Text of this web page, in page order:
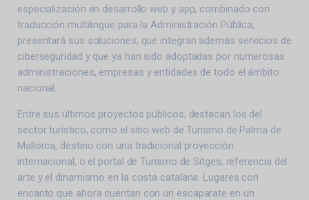
especialización en desarrollo web y app, combinado con
traducción multilingüe para la Administración Pública,
presentará sus soluciones, que integran además servicios de
ciberseguridad y que ya han sido adoptadas por numerosas
administraciones, empresas y entidades de todo el ámbito
nacional.
Entre sus últimos proyectos públicos, destacan los del
sector turístico, como el sitio web de Turismo de Palma de
Mallorca, destino con una tradicional proyección
internacional, o el portal de Turismo de Sitges, referencia del
arte y el dinamismo en la costa catalana. Lugares con
encanto que ahora cuentan con un escaparate en un